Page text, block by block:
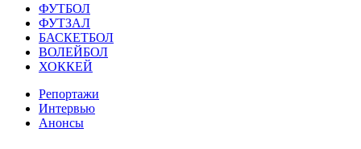
ФУТБОЛ
ФУТЗАЛ
БАСКЕТБОЛ
ВОЛЕЙБОЛ
ХОККЕЙ
Репортажи
Интервью
Анонсы